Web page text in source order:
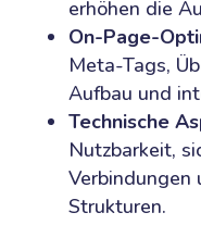
erhöhen die
On-Page-
Meta-Tags,
Aufbau und
Technische
Nutzbarkeit,
Verbindungen
Strukturen.